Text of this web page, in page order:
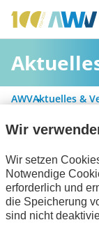
AWVAktuelles &
Alle
Wir
Wir setzen
Notwendige
erforderlich und
die Speicherung
sind nicht